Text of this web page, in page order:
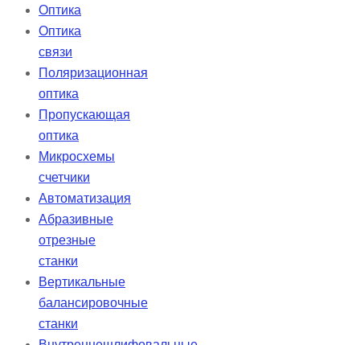
Оптика
Оптика
связи
Поляризационная
оптика
Пропускающая
оптика
Микросхемы
счетчики
Автоматизация
Абразивные
отрезные
станки
Вертикальные
балансировочные
станки